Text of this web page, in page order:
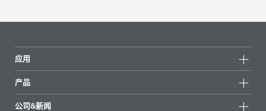
应用
产品
公司&新闻